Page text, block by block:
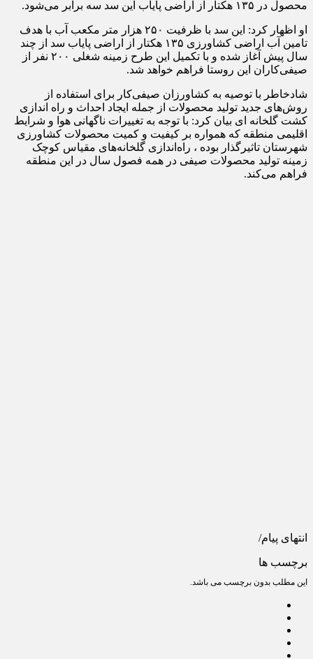
محصول در ۱۳۵ هکتار از اراضی پایاب این سد سه برابر می‌شود.
او اظهار کرد: این سد با ظرفیت ۲۵۰ هزار متر مکعب آب با هدف
تامین آب اراضی کشاورزی ۱۳۵ هکتار از اراضی پایاب سد از چند
سال پیش آغاز شده و با تکمیل این طرح زمینه شغلی ۲۰۰ نفر از
صیفی‌کاران این روستا فراهم خواهد شد.
شادخاطر با توصیه به کشاورزان صیفی‌کار برای استفاده از
روش‌های جدید تولید محصولات از جمله ایجاد احداث و راه اندازی
کشت گلخانه ای‌ بیان کرد: با توجه به تغییرات ناگهانی هوا و شرایط
اقلیمی منطقه که همواره بر کیفیت و کمیت محصولات کشاورزی
شهرستان تاثیرگذار بوده ، راه‌اندازی گلخانه‌های مقیاس کوچک
زمینه تولید محصولات صیفی در همه فصول سال در این منطقه
فراهم می‌کند.
انتهای پیام/
برچسب ها
این مطلب بدون برچسب می باشد.